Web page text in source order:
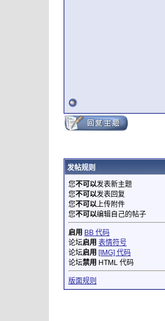
发帖规则
您不可以发表新主题
您不可以发表回复
您不可以上传附件
您不可以编辑自己的帖子
启用 BB 代码
论坛启用 表情符号
论坛启用 [IMG] 代码
论坛禁用 HTML 代码
版面规则